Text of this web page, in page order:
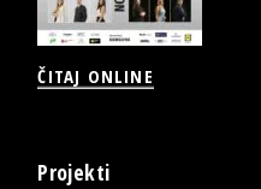
ČITAJ ONLINE
Projekti